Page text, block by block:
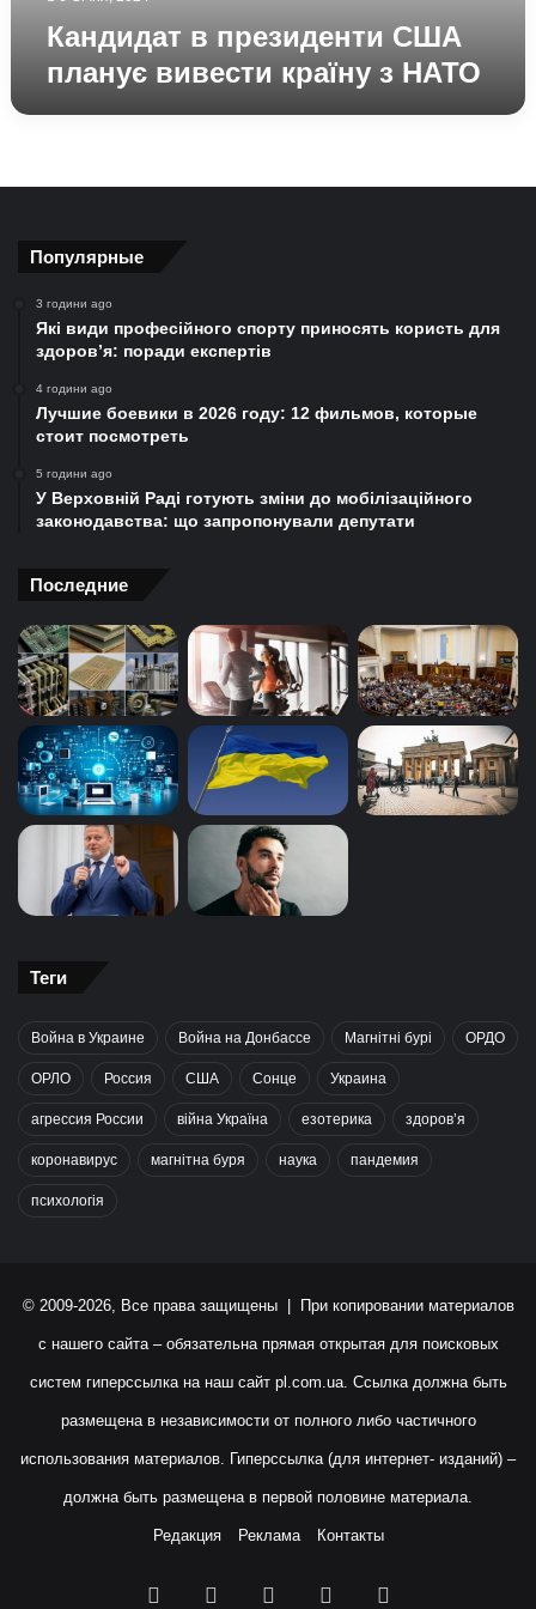
Кандидат в президенти США
планує вивести країну з НАТО
Популярные
3 години ago
Які види професійного спорту приносять користь для
здоров’я: поради експертів
4 години ago
Лучшие боевики в 2026 году: 12 фильмов, которые
стоит посмотреть
5 години ago
У Верховній Раді готують зміни до мобілізаційного
законодавства: що запропонували депутати
Последние
Теги
Война в Украине Война на Донбассе Магнітні бурі ОРДО
ОРЛО Россия США Сонце Украина
агрессия России війна Україна езотерика здоров’я
коронавирус магнітна буря наука пандемия
психологія
© 2009-2026, Все права защищены | При копировании материалов
с нашего сайта – обязательна прямая открытая для поисковых
систем гиперссылка на наш сайт pl.com.ua. Ссылка должна быть
размещена в независимости от полного либо частичного
использования материалов. Гиперссылка (для интернет- изданий) –
должна быть размещена в первой половине материала.
Редакция Реклама Контакты
Facebook YouTubeInstagram